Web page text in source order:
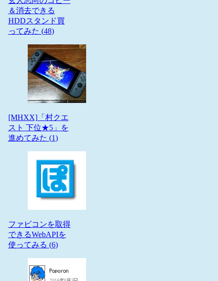
＆消去できる
HDDスタンド買
ってみた (48)
[MHXX]「村クエ
スト 下位★5」を
進めてみた (1)
ファビコンを取得
できるWebAPIを
使ってみる (6)